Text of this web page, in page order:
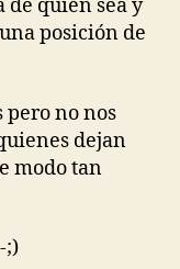
quien sea y
posición de
pero no nos
dejan
modo tan
;)